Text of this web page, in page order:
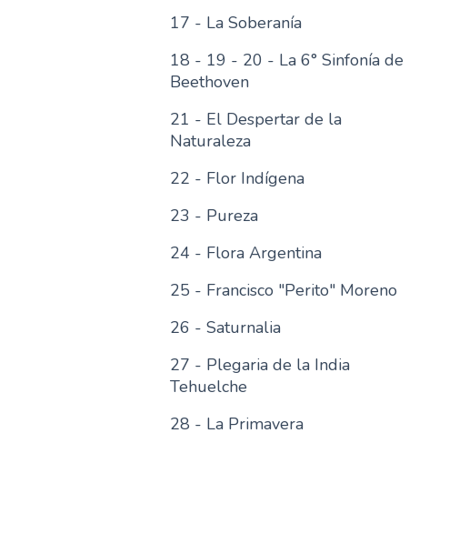
17 - La Soberanía
18 - 19 - 20 - La 6° Sinfonía de
Beethoven
21 - El Despertar de la
Naturaleza
22 - Flor Indígena
23 - Pureza
24 - Flora Argentina
25 - Francisco "Perito" Moreno
26 - Saturnalia
27 - Plegaria de la India
Tehuelche
28 - La Primavera